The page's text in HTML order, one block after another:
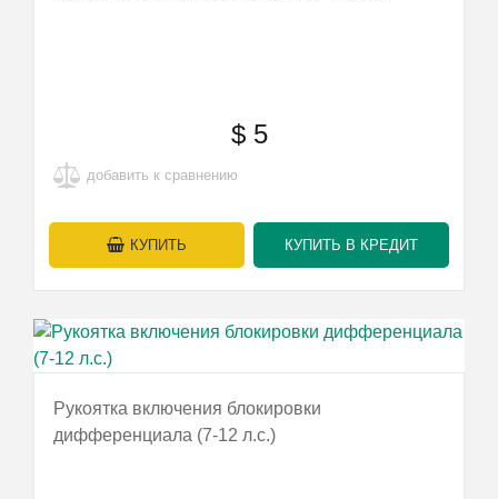
$5
добавить к сравнению
КУПИТЬ КУПИТЬ В КРЕДИТ
Рукоятка включения блокировки
дифференциала (7-12 л.с.)